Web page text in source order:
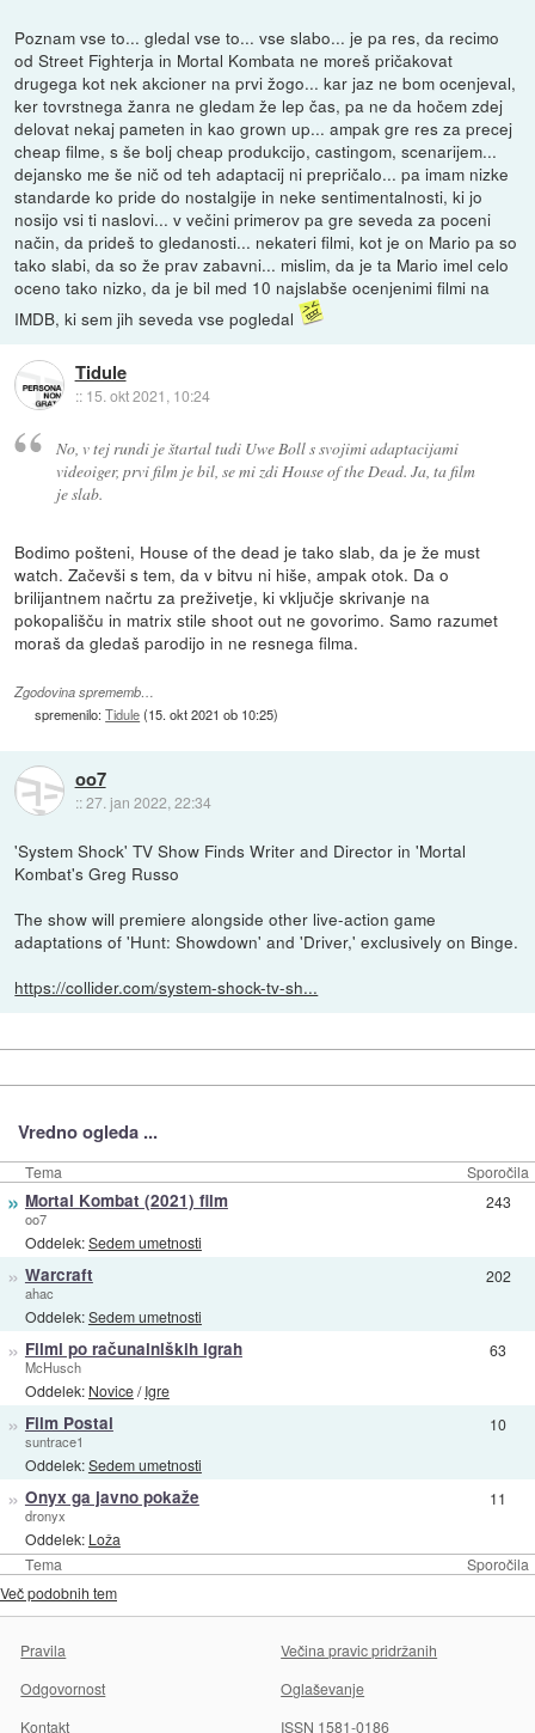
Poznam vse to... gledal vse to... vse slabo... je pa res, da recimo
od Street Fighterja in Mortal Kombata ne moreš pričakovat
drugega kot nek akcioner na prvi žogo... kar jaz ne bom ocenjeval,
ker tovrstnega žanra ne gledam že lep čas, pa ne da hočem zdej
delovat nekaj pameten in kao grown up... ampak gre res za precej
cheap filme, s še bolj cheap produkcijo, castingom, scenarijem...
dejansko me še nič od teh adaptacij ni prepričalo... pa imam nizke
standarde ko pride do nostalgije in neke sentimentalnosti, ki jo
nosijo vsi ti naslovi... v večini primerov pa gre seveda za poceni
način, da prideš to gledanosti... nekateri filmi, kot je on Mario pa so
tako slabi, da so že prav zabavni... mislim, da je ta Mario imel celo
oceno tako nizko, da je bil med 10 najslabše ocenjenimi filmi na
IMDB, ki sem jih seveda vse pogledal
Tidule
:: 15. okt 2021, 10:24
No, v tej rundi je štartal tudi Uwe Boll s svojimi adaptacijami
videoiger, prvi film je bil, se mi zdi House of the Dead. Ja, ta film
je slab.
Bodimo pošteni, House of the dead je tako slab, da je že must
watch. Začevši s tem, da v bitvu ni hiše, ampak otok. Da o
brilijantnem načrtu za preživetje, ki vključje skrivanje na
pokopališču in matrix stile shoot out ne govorimo. Samo razumet
moraš da gledaš parodijo in ne resnega filma.
Zgodovina sprememb…
spremenilo:Tidule(15. okt 2021 ob 10:25)
oo7
::27. jan 2022, 22:34
'System Shock' TV Show Finds Writer and Director in 'Mortal
Kombat's Greg Russo
The show will premiere alongside other live-action game
adaptations of 'Hunt: Showdown' and 'Driver,' exclusively on Binge.
https://collider.com/system-shock-tv-sh...
Vredno ogleda ...
Tema Sporočila
Tema Sporočila
» Mortal Kombat (2021) film
oo7
Oddelek:Sedem umetnosti
243
» Warcraft
ahac
Oddelek:Sedem umetnosti
202
» Filmi po računalniških igrah
McHusch
Oddelek: Novice/Igre
63
» Film Postal
suntrace1
Oddelek:Sedem umetnosti
10
» Onyx ga javno pokaže
dronyx
Oddelek: Loža
11
Več podobnih tem
Pravila
Večina pravic pridržanih
Odgovornost
Oglaševanje
Kontakt
ISSN 1581-0186